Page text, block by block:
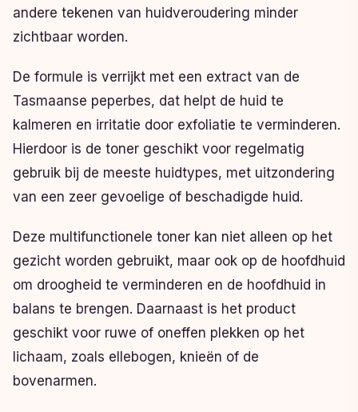
andere tekenen van huidveroudering minder
zichtbaar worden.
De formule is verrijkt met een extract van de
Tasmaanse peperbes, dat helpt de huid te
kalmeren en irritatie door exfoliatie te verminderen.
Hierdoor is de toner geschikt voor regelmatig
gebruik bij de meeste huidtypes, met uitzondering
van een zeer gevoelige of beschadigde huid.
Deze multifunctionele toner kan niet alleen op het
gezicht worden gebruikt, maar ook op de hoofdhuid
om droogheid te verminderen en de hoofdhuid in
balans te brengen. Daarnaast is het product
geschikt voor ruwe of oneffen plekken op het
lichaam, zoals ellebogen, knieën of de
bovenarmen.